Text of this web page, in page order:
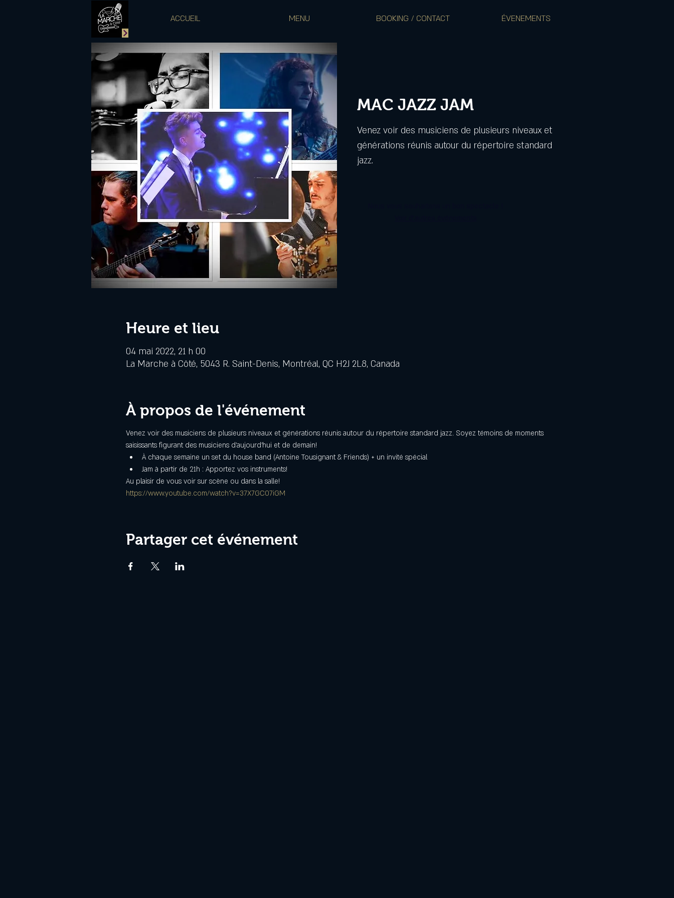
ACCUEIL MENU BOOKING / CONTACT ÉVENEMENTS
MAC JAZZ JAM
Venez voir des musiciens de plusieurs niveaux et
générations réunis autour du répertoire standard
jazz.
Heure et lieu
04 mai 2022, 21 h 00
La Marche à Côté, 5043 R. Saint-Denis, Montréal, QC H2J 2L8, Canada
À propos de l'événement
Venez voir des musiciens de plusieurs niveaux et générations réunis autour du répertoire standard jazz. Soyez témoins de moments
saisissants figurant des musiciens d’aujourd’hui et de demain!
À chaque semaine un set du house band (Antoine Tousignant & Friends) + un invité spécial
Jam à partir de 21h : Apportez vos instruments!
Au plaisir de vous voir sur scène ou dans la salle!
https://www.youtube.com/watch?v=37X7GC07iGM
Partager cet événement